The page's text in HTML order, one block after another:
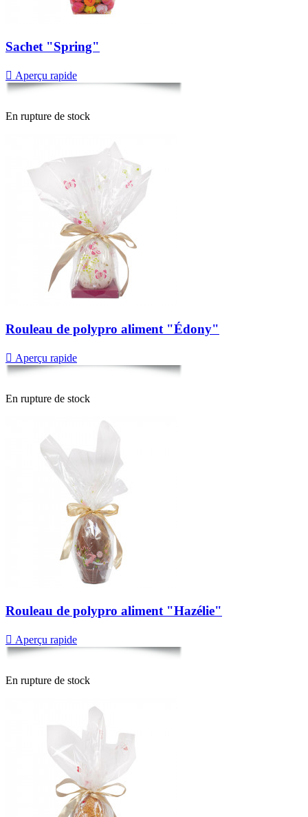
Sachet "Spring"
 Aperçu rapide
En rupture de stock
Rouleau de polypro aliment "Édony"
 Aperçu rapide
En rupture de stock
Rouleau de polypro aliment "Hazélie"
 Aperçu rapide
En rupture de stock